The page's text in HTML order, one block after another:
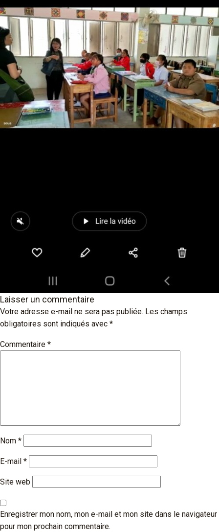
Laisser un commentaire
Votre adresse e-mail ne sera pas publiée. Les champs
obligatoires sont indiqués avec *
Commentaire *
Nom *
E-mail *
Site web
Enregistrer mon nom, mon e-mail et mon site dans le navigateur
pour mon prochain commentaire.